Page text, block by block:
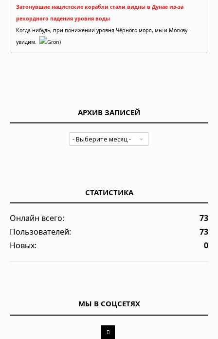
Затонувшие нацистские корабли стали видны в Дунае из-за
рекордного падения уровня воды
Когда-нибудь, при понижении уровня Чёрного моря, мы и Москву
увидим.
Gron)
АРХИВ ЗАПИСЕЙ
СТАТИСТИКА
Онлайн всего:
73
Пользователей:
73
Новых:
0
МЫ В СОЦСЕТЯХ